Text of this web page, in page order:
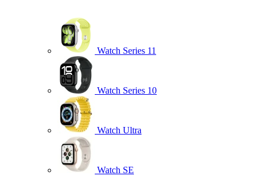
Watch Series 11
Watch Series 10
Watch Ultra
Watch SE